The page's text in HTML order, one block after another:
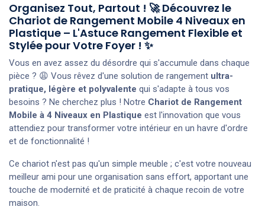
Organisez Tout, Partout ! 🚀 Découvrez le
Chariot de Rangement Mobile 4 Niveaux en
Plastique – L'Astuce Rangement Flexible et
Stylée pour Votre Foyer ! ✨
Vous en avez assez du désordre qui s'accumule dans chaque
pièce ? 😩 Vous rêvez d'une solution de rangement ultra-
pratique, légère et polyvalente qui s'adapte à tous vos
besoins ? Ne cherchez plus ! Notre Chariot de Rangement
Mobile à 4 Niveaux en Plastique est l'innovation que vous
attendiez pour transformer votre intérieur en un havre d'ordre
et de fonctionnalité !
Ce chariot n'est pas qu'un simple meuble ; c'est votre nouveau
meilleur ami pour une organisation sans effort, apportant une
touche de modernité et de praticité à chaque recoin de votre
maison.